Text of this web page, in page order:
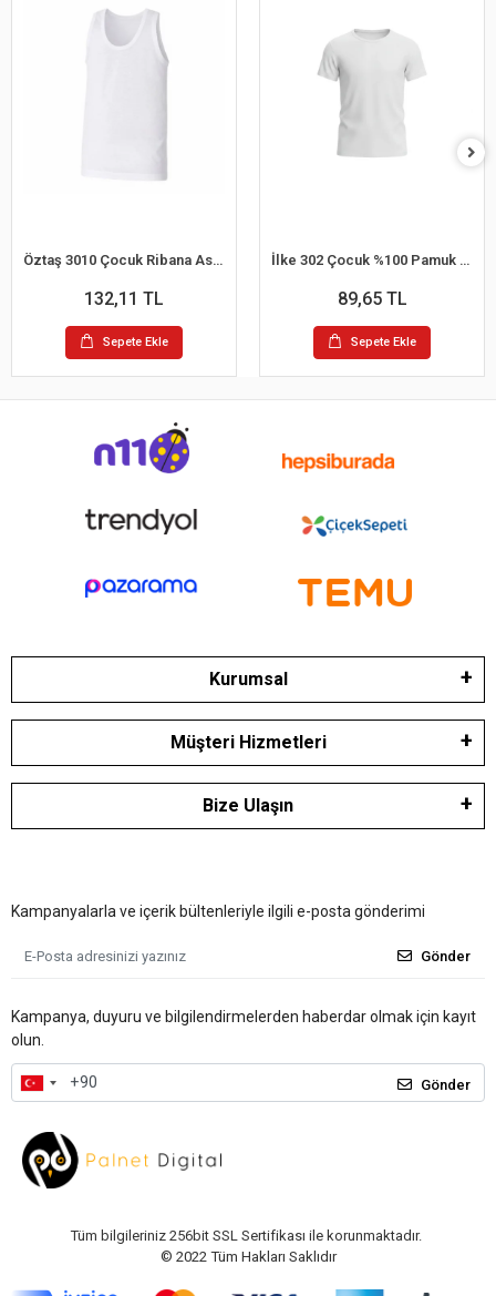
Öztaş 3010 Çocuk Ribana Askılı Atlet
132,11 TL
Sepete Ekle
İlke 302 Çocuk %100 Pamuk Kısa Kol Atlet (1-2 Yaş)
89,65 TL
Sepete Ekle
Kurumsal
Müşteri Hizmetleri
Bize Ulaşın
Kampanyalarla ve içerik bültenleriyle ilgili e-posta gönderimi
Gönder
Kampanya, duyuru ve bilgilendirmelerden haberdar olmak için kayıt
olun.
Gönder
Tüm bilgileriniz 256bit SSL Sertifikası ile korunmaktadır.
© 2022 Tüm Hakları Saklıdır